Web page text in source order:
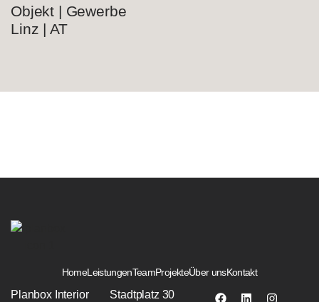
Objekt | Gewerbe
Linz | AT
HomeLeistungenTeamProjekteÜber unsKontakt
Planbox Interior
Stadtplatz 30